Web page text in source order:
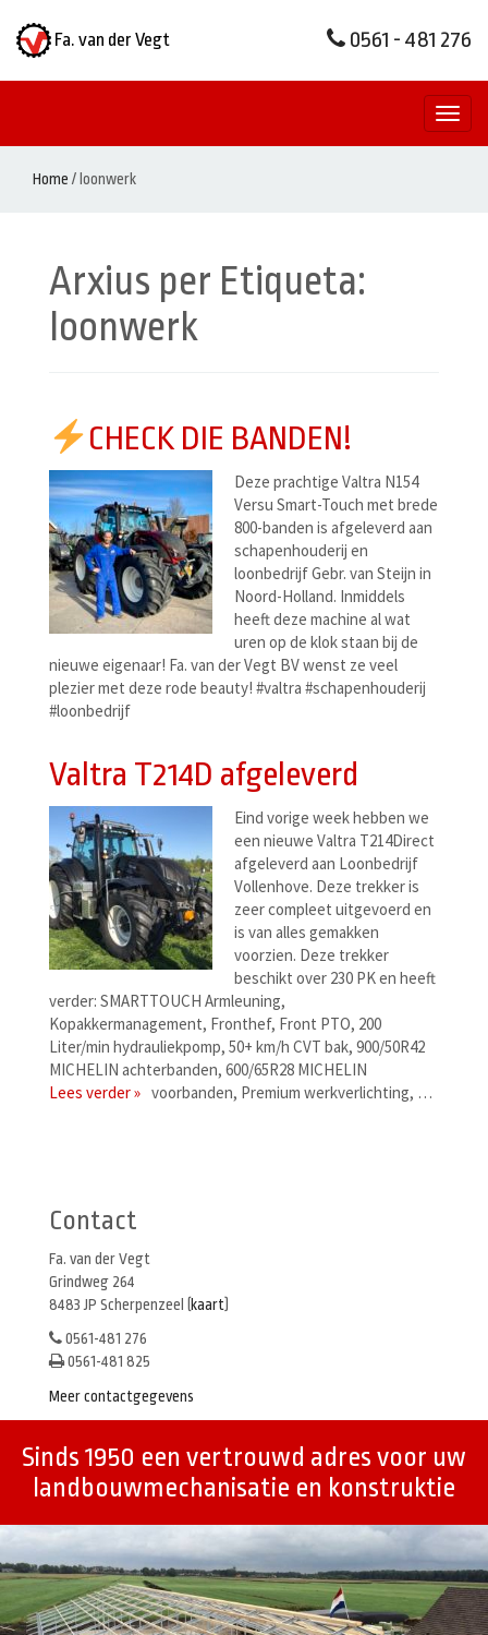
Fa. van der Vegt 0561 - 481 276
Home /loonwerk
Arxius per Etiqueta:
loonwerk
CHECK DIE BANDEN!
Deze prachtige Valtra N154
Versu Smart-Touch met brede
800-banden is afgeleverd aan
schapenhouderij en
loonbedrijf Gebr. van Steijn in
Noord-Holland. Inmiddels
heeft deze machine al wat
uren op de klok staan bij de
nieuwe eigenaar! Fa. van der Vegt BV wenst ze veel
plezier met deze rode beauty! #valtra #schapenhouderij
#loonbedrijf
Valtra T214D afgeleverd
Eind vorige week hebben we
een nieuwe Valtra T214Direct
afgeleverd aan Loonbedrijf
Vollenhove. Deze trekker is
zeer compleet uitgevoerd en
is van alles gemakken
voorzien. Deze trekker
beschikt over 230 PK en heeft
verder: SMARTTOUCH Armleuning,
Kopakkermanagement, Fronthef, Front PTO, 200
Liter/min hydrauliekpomp, 50+ km/h CVT bak, 900/50R42
MICHELIN achterbanden, 600/65R28 MICHELIN
voorbanden, Premium werkverlichting, …
Lees verder »
Contact
Fa. van der Vegt
Grindweg 264
8483 JP Scherpenzeel (
kaart
0561-481 276
0561-481 825
Meer contactgegevens
Sinds 1950 een vertrouwd adres voor uw
landbouwmechanisatie en konstruktie